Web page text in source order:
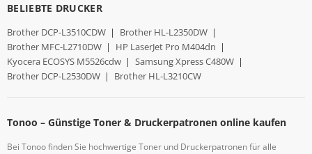
BELIEBTE DRUCKER
Brother DCP-L3510CDW | Brother HL-L2350DW |
Brother MFC-L2710DW | HP LaserJet Pro M404dn |
Kyocera ECOSYS M5526cdw | Samsung Xpress C480W |
Brother DCP-L2530DW | Brother HL-L3210CW
Tonoo – Günstige Toner & Druckerpatronen online kaufen
Bei Tonoo finden Sie hochwertige Toner und Druckerpatronen für alle